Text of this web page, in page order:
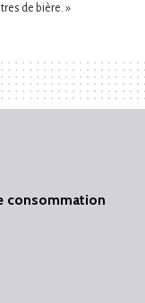
de bière. »
consommation